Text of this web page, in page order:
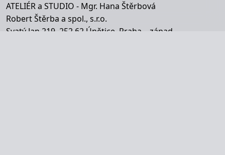
ATELIÉR a STUDIO - Mgr. Hana Štěrbová
Robert Štěrba a spol., s.r.o.
Svatý Jan 219, 252 62 Únětice, Praha – západ